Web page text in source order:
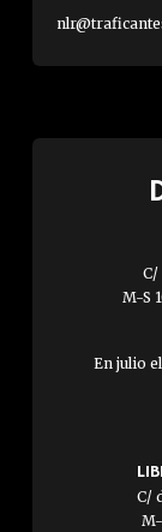
C/
M-S
En julio
C/
M-